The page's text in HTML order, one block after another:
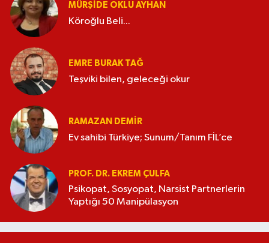
MÜRŞIDE OKLU AYHAN
Köroğlu Beli...
EMRE BURAK TAĞ
Teşviki bilen, geleceği okur
RAMAZAN DEMİR
Ev sahibi Türkiye; Sunum/Tanım FİL’ce
PROF. DR. EKREM ÇULFA
Psikopat, Sosyopat, Narsist Partnerlerin
Yaptığı 50 Manipülasyon